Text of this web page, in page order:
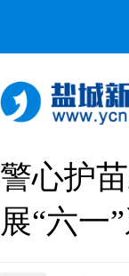
警心护
展“六一